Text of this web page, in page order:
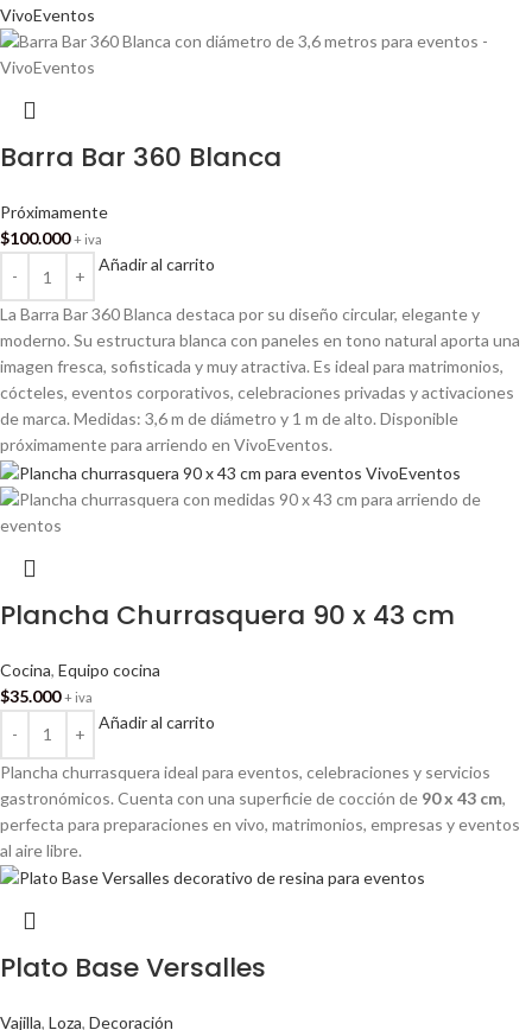
Barra Bar 360 Blanca
Próximamente
$100.000 + iva
Añadir al carrito
La Barra Bar 360 Blanca destaca por su diseño circular, elegante y
moderno. Su estructura blanca con paneles en tono natural aporta una
imagen fresca, sofisticada y muy atractiva. Es ideal para matrimonios,
cócteles, eventos corporativos, celebraciones privadas y activaciones
de marca. Medidas: 3,6 m de diámetro y 1 m de alto. Disponible
próximamente para arriendo en VivoEventos.
Plancha Churrasquera 90 x 43 cm
Cocina, Equipo cocina
$35.000 + iva
Añadir al carrito
Plancha churrasquera ideal para eventos, celebraciones y servicios
gastronómicos. Cuenta con una superficie de cocción de 90 x 43 cm,
perfecta para preparaciones en vivo, matrimonios, empresas y eventos
al aire libre.
Plato Base Versalles
Vajilla, Loza, Decoración